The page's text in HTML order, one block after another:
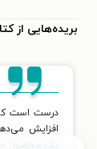
بریده‌هایی از
درست است که
افزایش